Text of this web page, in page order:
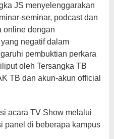
JS menyelenggarakan
seminar, podcast dan
online dengan
negatif dalam
pembuktian perkara
oleh Tersangka TB
TB dan akun-akun official
acara TV Show melalui
panel di beberapa kampus